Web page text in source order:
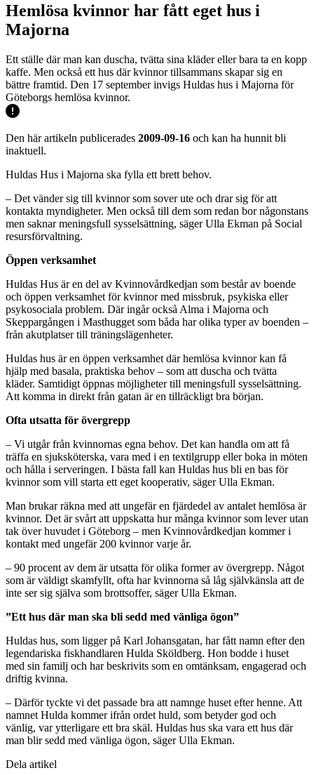
Hemlösa kvinnor har fått eget hus i
Majorna
Ett ställe där man kan duscha, tvätta sina kläder eller bara ta en kopp
kaffe. Men också ett hus där kvinnor tillsammans skapar sig en
bättre framtid. Den 17 september invigs Huldas hus i Majorna för
Göteborgs hemlösa kvinnor.
Den här artikeln publicerades 2009-09-16 och kan ha hunnit bli
inaktuell.
Huldas Hus i Majorna ska fylla ett brett behov.
– Det vänder sig till kvinnor som sover ute och drar sig för att
kontakta myndigheter. Men också till dem som redan bor någonstans
men saknar meningsfull sysselsättning, säger Ulla Ekman på Social
resursförvaltning.
Öppen verksamhet
Huldas Hus är en del av Kvinnovårdkedjan som består av boende
och öppen verksamhet för kvinnor med missbruk, psykiska eller
psykosociala problem. Där ingår också Alma i Majorna och
Skeppargången i Masthugget som båda har olika typer av boenden –
från akutplatser till träningslägenheter.
Huldas hus är en öppen verksamhet där hemlösa kvinnor kan få
hjälp med basala, praktiska behov – som att duscha och tvätta
kläder. Samtidigt öppnas möjligheter till meningsfull sysselsättning.
Att komma in direkt från gatan är en tillräckligt bra början.
Ofta utsatta för övergrepp
– Vi utgår från kvinnornas egna behov. Det kan handla om att få
träffa en sjuksköterska, vara med i en textilgrupp eller boka in möten
och hålla i serveringen. I bästa fall kan Huldas hus bli en bas för
kvinnor som vill starta ett eget kooperativ, säger Ulla Ekman.
Man brukar räkna med att ungefär en fjärdedel av antalet hemlösa är
kvinnor. Det är svårt att uppskatta hur många kvinnor som lever utan
tak över huvudet i Göteborg – men Kvinnovårdkedjan kommer i
kontakt med ungefär 200 kvinnor varje år.
– 90 procent av dem är utsatta för olika former av övergrepp. Något
som är väldigt skamfyllt, ofta har kvinnorna så låg självkänsla att de
inte ser sig själva som brottsoffer, säger Ulla Ekman.
”Ett hus där man ska bli sedd med vänliga ögon”
Huldas hus, som ligger på Karl Johansgatan, har fått namn efter den
legendariska fiskhandlaren Hulda Sköldberg. Hon bodde i huset
med sin familj och har beskrivits som en omtänksam, engagerad och
driftig kvinna.
– Därför tyckte vi det passade bra att namnge huset efter henne. Att
namnet Hulda kommer ifrån ordet huld, som betyder god och
vänlig, var ytterligare ett bra skäl. Huldas hus ska vara ett hus där
man blir sedd med vänliga ögon, säger Ulla Ekman.
Dela artikel